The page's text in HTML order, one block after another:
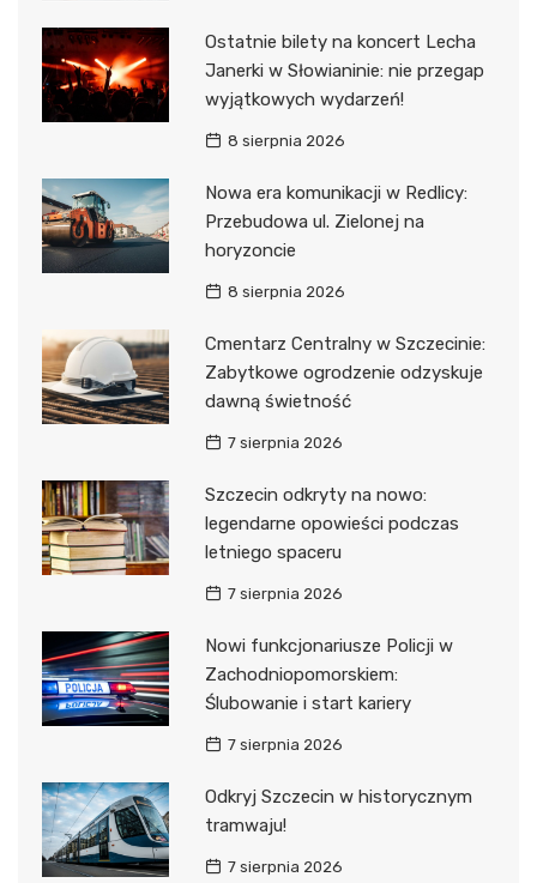
Ostatnie bilety na koncert Lecha
Janerki w Słowianinie: nie przegap
wyjątkowych wydarzeń!
8 sierpnia 2026
Nowa era komunikacji w Redlicy:
Przebudowa ul. Zielonej na
horyzoncie
8 sierpnia 2026
Cmentarz Centralny w Szczecinie:
Zabytkowe ogrodzenie odzyskuje
dawną świetność
7 sierpnia 2026
Szczecin odkryty na nowo:
legendarne opowieści podczas
letniego spaceru
7 sierpnia 2026
Nowi funkcjonariusze Policji w
Zachodniopomorskiem:
Ślubowanie i start kariery
7 sierpnia 2026
Odkryj Szczecin w historycznym
tramwaju!
7 sierpnia 2026